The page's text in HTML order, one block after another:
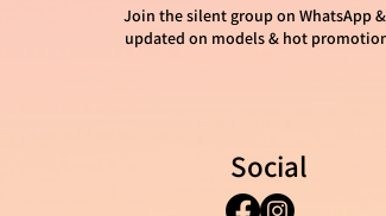
Join the silent group on WhatsApp
updated on models & hot
Social